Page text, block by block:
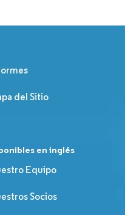
del Sitio
en inglés
Equipo
Socios